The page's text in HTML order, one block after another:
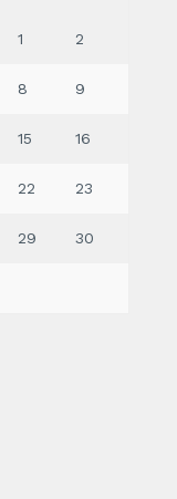
1 2
8 9
15 16
22 23
29 30